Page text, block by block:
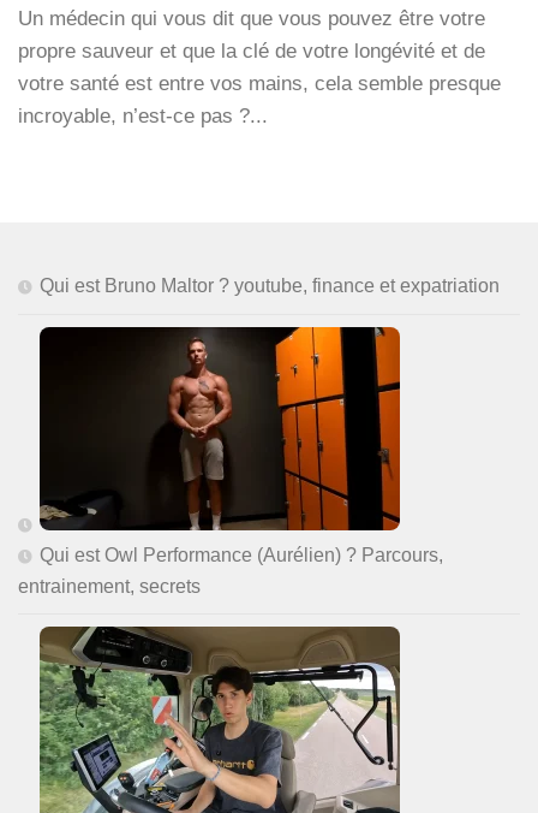
Un médecin qui vous dit que vous pouvez être votre
propre sauveur et que la clé de votre longévité et de
votre santé est entre vos mains, cela semble presque
incroyable, n’est-ce pas ?...
Qui est Bruno Maltor ? youtube, finance et expatriation
Qui est Owl Performance (Aurélien) ? Parcours,
entrainement, secrets